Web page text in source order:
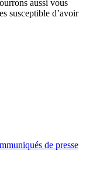
de presse
aussi vous
susceptible d’avoir